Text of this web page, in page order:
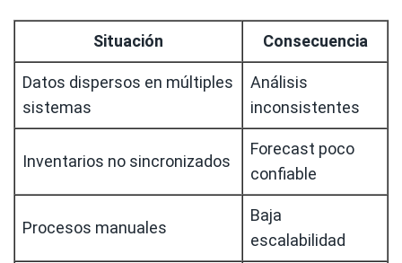
Situación Consecuencia
Datos dispersos en múltiples
sistemas
Análisis
inconsistentes
Inventarios no sincronizados
Forecast poco
confiable
Procesos manuales
Baja
escalabilidad